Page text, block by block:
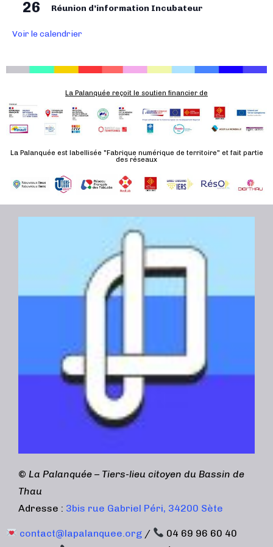
v
e
e
n
t
26 Réunion d’information Incubateur
Voir le calendrier
La Palanquée reçoit le soutien financier de
La Palanquée est labellisée "Fabrique numérique de territoire" et fait partie
des réseaux
© La Palanquée – Tiers-lieu citoyen du Bassin de
Thau
Adresse : 3bis rue Gabriel Péri, 34200 Sète
contact@lapalanquee.org /
04 69 96 60 40